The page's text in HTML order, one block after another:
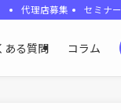
代理店募集 セミナー
ある質問 コラム